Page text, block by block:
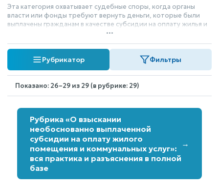
Эта категория охватывает судебные споры, когда органы
власти или фонды требуют вернуть деньги, которые были
выплачены гражданам в качестве субсидии на оплату жилья и
коммунальных услуг, но при этом выяснилось, что эти выплаты
были произведены по ошибке или без законных оснований.
Суть спора — возврат средств, полученных необоснованно.
...
Рубрикатор Фильтры
Показано: 26–29 из 29 (в рубрике: 29)
Рубрика «О взыскании
необоснованно выплаченной
субсидии на оплату жилого
помещения и коммунальных услуг»:
вся практика и разъяснения в полной
базе
→